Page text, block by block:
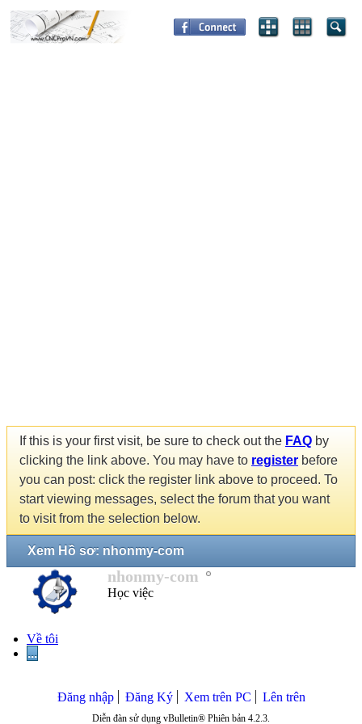
If this is your first visit, be sure to check out the FAQ by
clicking the link above. You may have to register before
you can post: click the register link above to proceed. To
start viewing messages, select the forum that you want
to visit from the selection below.
Xem Hồ sơ: nhonmy-com
nhonmy-com
Học việc
Về tôi
...
Đăng nhập Đăng Ký Xem trên PC Lên trên
Diễn đàn sử dụng vBulletin® Phiên bản 4.2.3.